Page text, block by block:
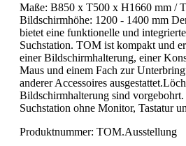
Maße: B850 x T500 x H1660 mm /
Bildschirmhöhe: 1200 - 1400 mm
bietet eine funktionelle und
Suchstation. TOM ist kompakt und
einer Bildschirmhalterung, einer
Maus und einem Fach zur
anderer Accessoires
Bildschirmhalterung sind
Suchstation ohne Monitor, Tastatur
Produktnummer: TOM.Ausstellung